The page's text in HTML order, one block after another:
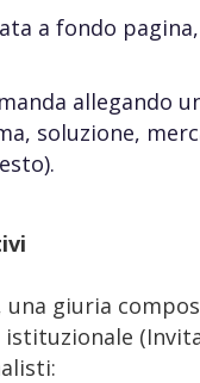
a fondo
allegando
soluzione,
una giuria